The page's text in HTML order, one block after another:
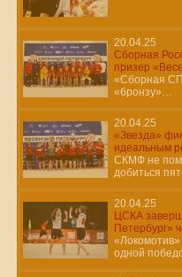
20.04.25
Сборная
призер
«Сборная
«бронзу»…
20.04.25
«Звезда»
идеальным
СКМФ не
добиться
20.04.25
ЦСКА
Петербург»
одной